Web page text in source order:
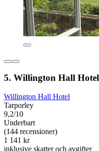
5. Willington Hall Hotel
Willington Hall Hotel
Tarporley
9,2/10
Underbart
(144 recensioner)
1 141 kr
inklusive skatter och avgifter